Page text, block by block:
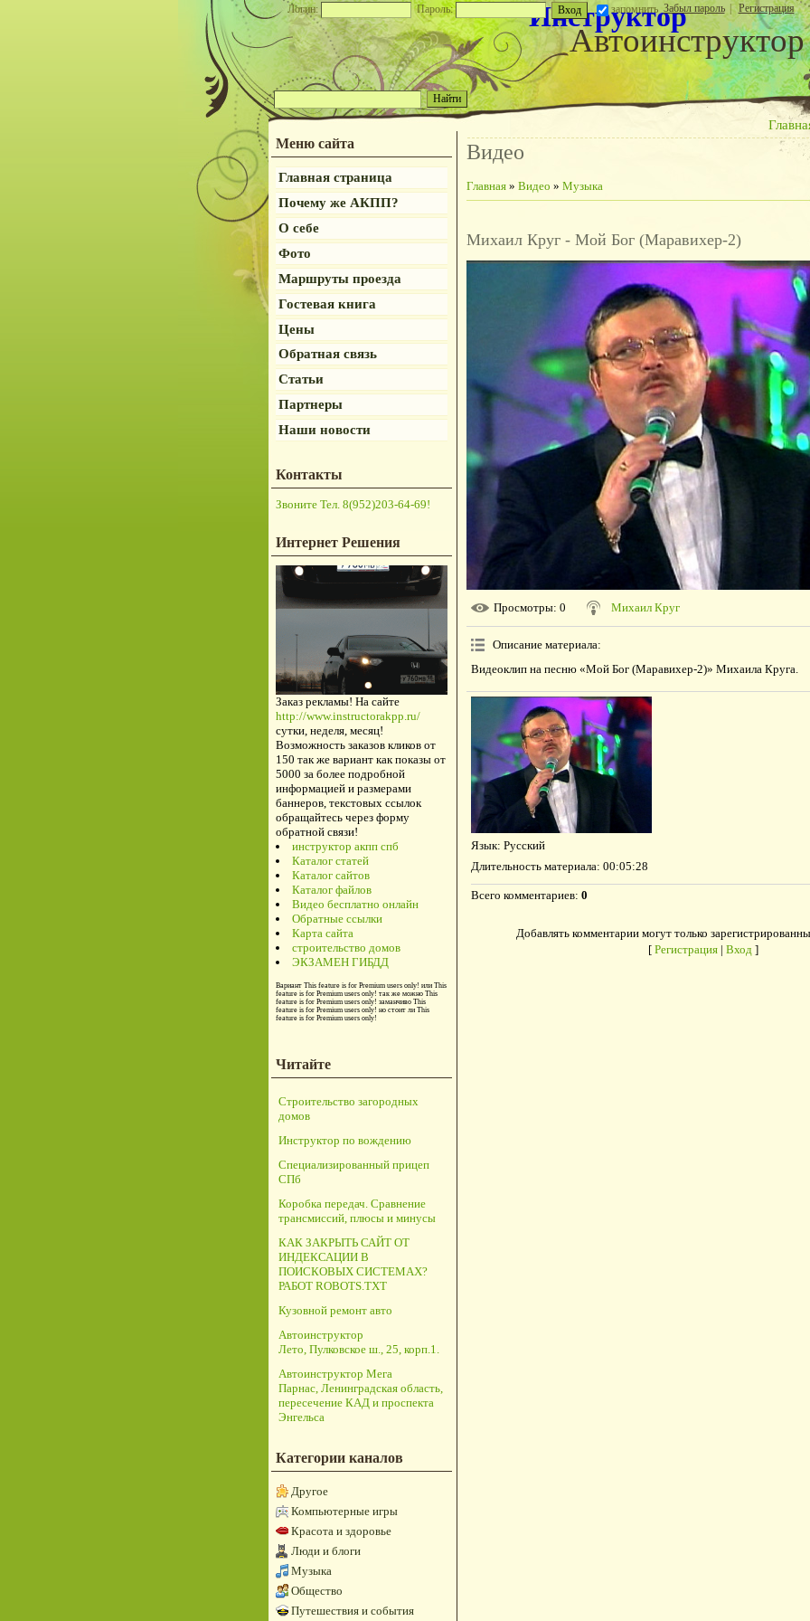
Логин: Пароль: запомнить Забыл пароль | Регистрация
Автоинструктор
Инструктор
Меню сайта
Главная страница
Почему же АКПП?
О себе
Фото
Маршруты проезда
Гостевая книга
Цены
Обратная связь
Статьи
Партнеры
Наши новости
Контакты
Звоните Тел. 8(952)203-64-69!
Интернет Решения
Заказ рекламы! На сайте
http://www.instructorakpp.ru/
сутки, неделя, месяц!
Возможность заказов кликов от
150 так же вариант как показы от
5000 за более подробной
информацией и размерами
баннеров, текстовых ссылок
обращайтесь через форму
обратной связи!
инструктор акпп спб
Каталог статей
Каталог сайтов
Каталог файлов
Видео бесплатно онлайн
Обратные ссылки
Карта сайта
строительство домов
ЭКЗАМЕН ГИБДД
Вариант This feature is for Premium users only! или This
feature is for Premium users only! так же можно This
feature is for Premium users only! заманчиво This
feature is for Premium users only! но стоит ли This
feature is for Premium users only!
Читайте
Строительство загородных
домов
Инструктор по вождению
Специализированный прицеп
СПб
Коробка передач. Сравнение
трансмиссий, плюсы и минусы
КАК ЗАКРЫТЬ САЙТ ОТ
ИНДЕКСАЦИИ В
ПОИСКОВЫХ СИСТЕМАХ?
РАБОТ ROBOTS.TXT
Кузовной ремонт авто
Автоинструктор
Лето, Пулковское ш., 25, корп.1.
Автоинструктор Мега
Парнас, Ленинградская область,
пересечение КАД и проспекта
Энгельса
Категории каналов
Другое
Компьютерные игры
Красота и здоровье
Люди и блоги
Музыка
Общество
Путешествия и события
Видео
Главная» Видео » Музыка
Михаил Круг - Мой Бог (Маравихер-2)
Просмотры: 0 Михаил Круг
Описание материала:
Видеоклип на песню «Мой Бог (Маравихер-2)» Михаила Круга.
Язык: Русский
Длительность материала: 00:05:28
Всего комментариев: 0
Добавлять комментарии могут только
[ Регистрация| Вход]